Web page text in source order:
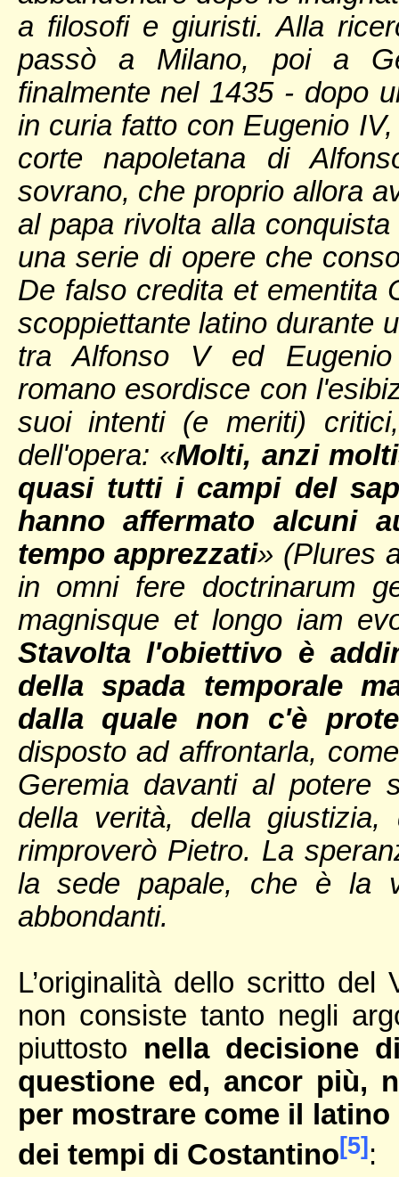
a filosofi e giuristi. Alla
passò a Milano, poi a
finalmente nel 1435 - dopo
in curia fatto con Eugenio
corte napoletana di
sovrano, che proprio allora
al papa rivolta alla
una serie di opere che
De falso credita et ementita
scoppiettante latino durante
tra Alfonso V ed Eugenio
romano esordisce con
suoi intenti (e meriti)
dell'opera: «Molti, anzi
quasi tutti i campi del
hanno affermato alcuni
tempo apprezzati» (Plures
in omni fere doctrinarum
magnisque et longo iam
Stavolta l'obiettivo è
della spada temporale
dalla quale non c'è
disposto ad affrontarla,
Geremia davanti al potere
della verità, della
rimproverò Pietro. La
la sede papale, che è la
abbondanti.
L’originalità dello scritto
non consiste tanto negli
piuttosto nella decisione
questione ed, ancor più,
per mostrare come il
dei tempi di Costantino[5] :